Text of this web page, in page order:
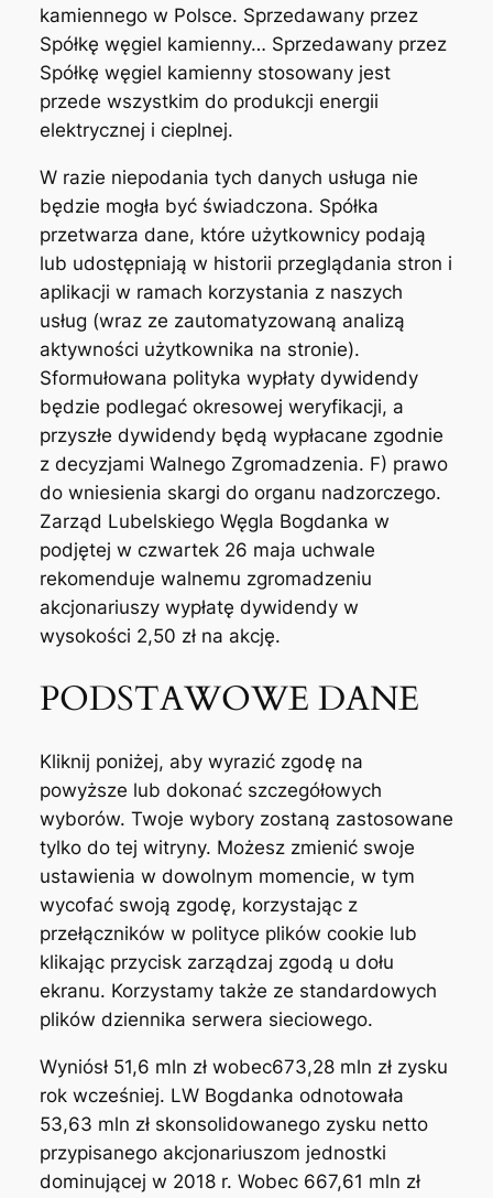
kamiennego w Polsce. Sprzedawany przez
Spółkę węgiel kamienny… Sprzedawany przez
Spółkę węgiel kamienny stosowany jest
przede wszystkim do produkcji energii
elektrycznej i cieplnej.
W razie niepodania tych danych usługa nie
będzie mogła być świadczona. Spółka
przetwarza dane, które użytkownicy podają
lub udostępniają w historii przeglądania stron i
aplikacji w ramach korzystania z naszych
usług (wraz ze zautomatyzowaną analizą
aktywności użytkownika na stronie).
Sformułowana polityka wypłaty dywidendy
będzie podlegać okresowej weryfikacji, a
przyszłe dywidendy będą wypłacane zgodnie
z decyzjami Walnego Zgromadzenia. F) prawo
do wniesienia skargi do organu nadzorczego.
Zarząd Lubelskiego Węgla Bogdanka w
podjętej w czwartek 26 maja uchwale
rekomenduje walnemu zgromadzeniu
akcjonariuszy wypłatę dywidendy w
wysokości 2,50 zł na akcję.
PODSTAWOWE DANE
Kliknij poniżej, aby wyrazić zgodę na
powyższe lub dokonać szczegółowych
wyborów. Twoje wybory zostaną zastosowane
tylko do tej witryny. Możesz zmienić swoje
ustawienia w dowolnym momencie, w tym
wycofać swoją zgodę, korzystając z
przełączników w polityce plików cookie lub
klikając przycisk zarządzaj zgodą u dołu
ekranu. Korzystamy także ze standardowych
plików dziennika serwera sieciowego.
Wyniósł 51,6 mln zł wobec673,28 mln zł zysku
rok wcześniej. LW Bogdanka odnotowała
53,63 mln zł skonsolidowanego zysku netto
przypisanego akcjonariuszom jednostki
dominującej w 2018 r. Wobec 667,61 mln zł